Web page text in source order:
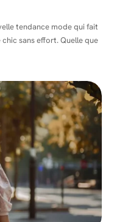
tendance mode qui fait
sans effort. Quelle que